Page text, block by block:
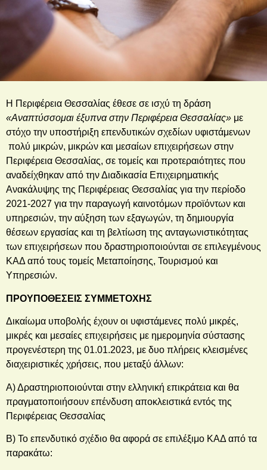
Η Περιφέρεια Θεσσαλίας έθεσε σε ισχύ τη δράση
«Αναπτύσσομαι έξυπνα στην Περιφέρεια Θεσσαλίας» με
στόχο την υποστήριξη επενδυτικών σχεδίων υφιστάμενων
πολύ μικρών, μικρών και μεσαίων επιχειρήσεων στην
Περιφέρεια Θεσσαλίας, σε τομείς και προτεραιότητες που
αναδείχθηκαν από την Διαδικασία Επιχειρηματικής
Ανακάλυψης της Περιφέρειας Θεσσαλίας για την περίοδο
2021-2027 για την παραγωγή καινοτόμων προϊόντων και
υπηρεσιών, την αύξηση των εξαγωγών, τη δημιουργία
θέσεων εργασίας και τη βελτίωση της ανταγωνιστικότητας
των επιχειρήσεων που δραστηριοποιούνται σε επιλεγμένους
ΚΑΔ από τους τομείς Μεταποίησης, Τουρισμού και
Υπηρεσιών.
ΠΡΟΥΠΟΘΕΣΕΙΣ ΣΥΜΜΕΤΟΧΗΣ
Δικαίωμα υποβολής έχουν οι υφιστάμενες πολύ μικρές,
μικρές και μεσαίες επιχειρήσεις με ημερομηνία σύστασης
προγενέστερη της 01.01.2023, με δυο πλήρεις κλεισμένες
διαχειριστικές χρήσεις, που μεταξύ άλλων:
Α) Δραστηριοποιούνται στην ελληνική επικράτεια και θα
πραγματοποιήσουν επένδυση αποκλειστικά εντός της
Περιφέρειας Θεσσαλίας
Β) Το επενδυτικό σχέδιο θα αφορά σε επιλέξιμο ΚΑΔ από τα
παρακάτω: